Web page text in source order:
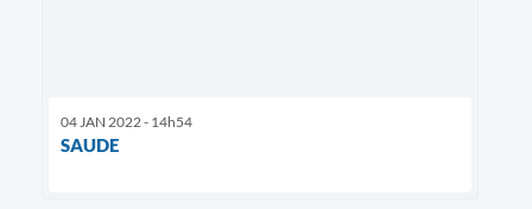
04 JAN 2022 - 14h54
SAUDE